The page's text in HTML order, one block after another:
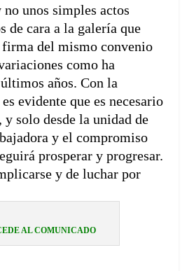
unos simples actos
de cara a la galería que
del mismo convenio
como ha
años.Con la
evidente que es necesario
solo desde la unidad de
y el compromiso
prosperar y progresar.
y de luchar por
AL COMUNICADO